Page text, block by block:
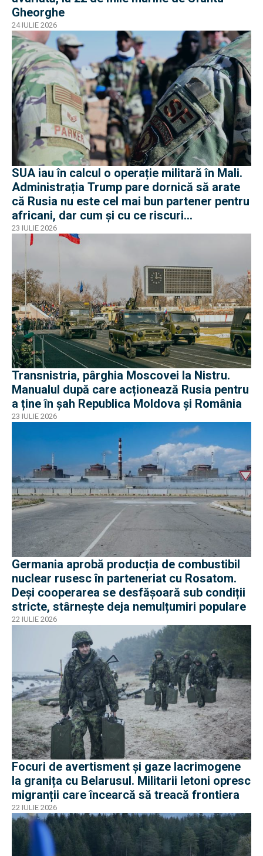
Gheorghe
24 IULIE 2026
SUA iau în calcul o operație militară în Mali.
Administrația Trump pare dornică să arate
că Rusia nu este cel mai bun partener pentru
africani, dar cum și cu ce riscuri
operaționale?
23 IULIE 2026
Transnistria, pârghia Moscovei la Nistru.
Manualul după care acționează Rusia pentru
a ține în șah Republica Moldova și România
23 IULIE 2026
Germania aprobă producția de combustibil
nuclear rusesc în parteneriat cu Rosatom.
Deși cooperarea se desfășoară sub condiții
stricte, stârnește deja nemulțumiri populare
22 IULIE 2026
Focuri de avertisment și gaze lacrimogene
la granița cu Belarusul. Militarii letoni opresc
migranții care încearcă să treacă frontiera
22 IULIE 2026